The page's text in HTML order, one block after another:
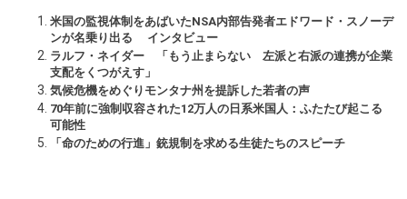
米国の監視体制をあばいたNSA内部告発者エドワード・スノーデ
ンが名乗り出る インタビュー
ラルフ・ネイダー 「もう止まらない 左派と右派の連携が企業
支配をくつがえす」
気候危機をめぐりモンタナ州を提訴した若者の声
70年前に強制収容された12万人の日系米国人：ふたたび起こる
可能性
「命のための行進」銃規制を求める生徒たちのスピーチ